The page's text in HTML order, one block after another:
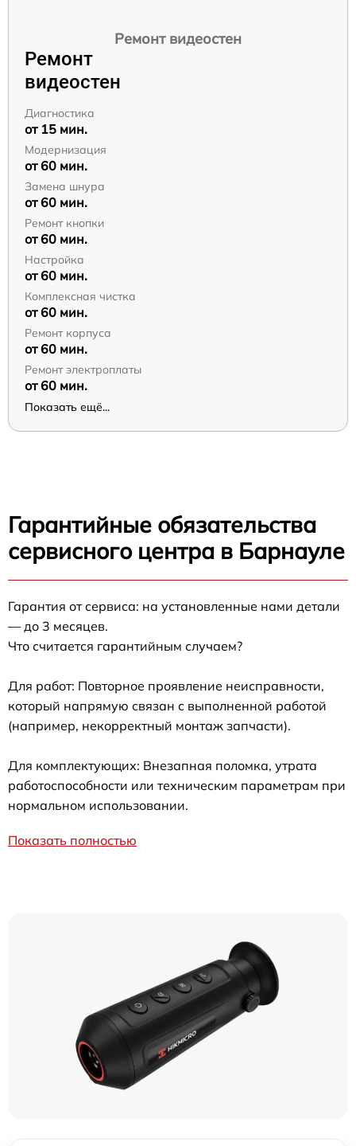
Ремонт видеостен
Ремонт
видеостен
Диагностика
от 15 мин.
Модернизация
от 60 мин.
Замена шнура
от 60 мин.
Ремонт кнопки
от 60 мин.
Настройка
от 60 мин.
Комплексная чистка
от 60 мин.
Ремонт корпуса
от 60 мин.
Ремонт электроплаты
от 60 мин.
Показать ещё...
Гарантийные обязательства
сервисного центра в Барнауле
Гарантия от сервиса: на установленные нами детали
— до 3 месяцев.
Что считается гарантийным случаем?
Для работ: Повторное проявление неисправности,
который напрямую связан с выполненной работой
(например, некорректный монтаж запчасти).
Для комплектующих: Внезапная поломка, утрата
работоспособности или техническим параметрам при
нормальном использовании.
Показать полностью